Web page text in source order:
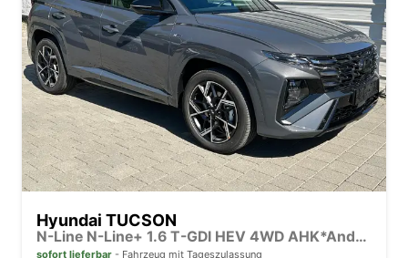
Hyundai TUCSON
N-Line N-Line+ 1.6 T-GDI HEV 4WD AHK*Android Auto*HUD*Navi*SHZ*Matrix*KRELL*3Z Klimaauto*Kamera*Keyless*E-Heck
sofort lieferbar Fahrzeug mit Tageszulassung